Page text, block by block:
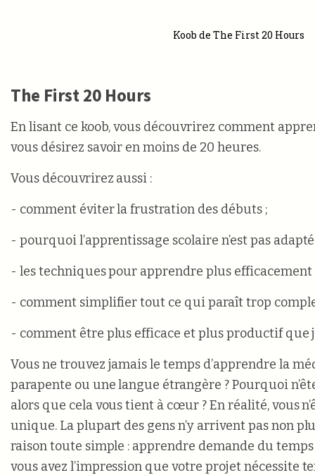
Koob de The First 20 Hours
The First 20 Hours
En lisant ce koob, vous découvrirez comment
vous désirez savoir en moins de 20 heures.
Vous découvrirez aussi :
- comment éviter la frustration des débuts ;
- pourquoi l’apprentissage scolaire n’est pas
- les techniques pour apprendre plus efficacement
- comment simplifier tout ce qui paraît trop
- comment être plus efficace et plus productif que
Vous ne trouvez jamais le temps d’apprendre la
parapente ou une langue étrangère ? Pourquoi
alors que cela vous tient à cœur ? En réalité, vous
unique. La plupart des gens n’y arrivent pas non
raison toute simple : apprendre demande du temps
vous avez l’impression que votre projet nécessite